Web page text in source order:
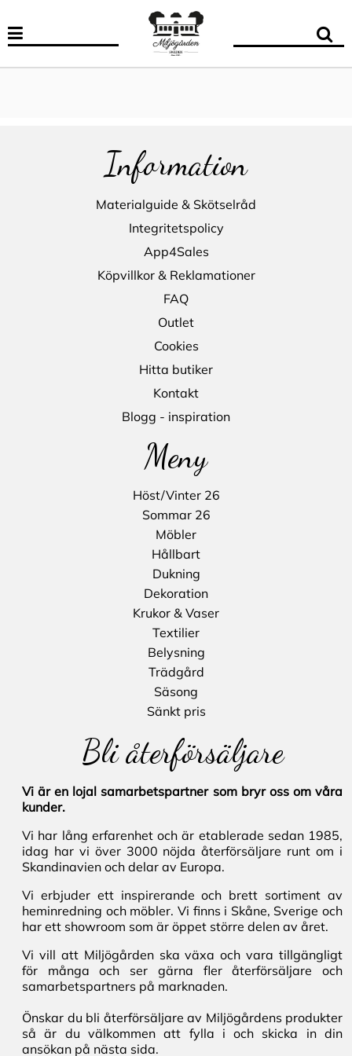
Information
Materialguide & Skötselråd
Integritetspolicy
App4Sales
Köpvillkor & Reklamationer
FAQ
Outlet
Cookies
Hitta butiker
Kontakt
Blogg - inspiration
Meny
Höst/Vinter 26
Sommar 26
Möbler
Hållbart
Dukning
Dekoration
Krukor & Vaser
Textilier
Belysning
Trädgård
Säsong
Sänkt pris
Bli återförsäljare
Vi är en lojal samarbetspartner som bryr oss om våra
kunder.
Vi har lång erfarenhet och är etablerade sedan 1985,
idag har vi över 3000 nöjda återförsäljare runt om i
Skandinavien och delar av Europa.
Vi erbjuder ett inspirerande och brett sortiment av
heminredning och möbler. Vi finns i Skåne, Sverige och
har ett showroom som är öppet större delen av året.
Vi vill att Miljögården ska växa och vara tillgängligt
för många och ser gärna fler återförsäljare och
samarbetspartners på marknaden.
Önskar du bli återförsäljare av Miljögårdens produkter
så är du välkommen att fylla i och skicka in din
ansökan på nästa sida.